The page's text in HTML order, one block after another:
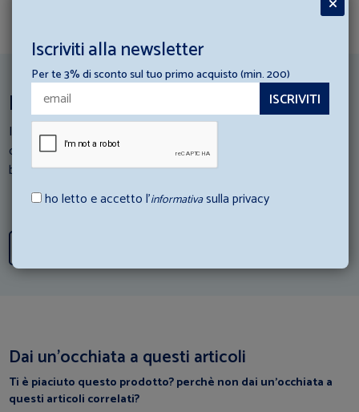
Ispirazioni per la tua struttura ricettiva
I nostri esperti di Hotellerie scendono in campo: Consulta i loro
consigli e scopri come abbinare al meglio gli articoli di
biancheria con la tua struttura ricettiva.
Dai un’occhiata a questi articoli
Ti è piaciuto questo prodotto? perchè non dai un’occhiata a
questi articoli correlati?
Iscriviti alla newsletter
Per te 3% di sconto sul tuo primo acquisto (min. 200)
ho letto e accetto l’informativasulla privacy